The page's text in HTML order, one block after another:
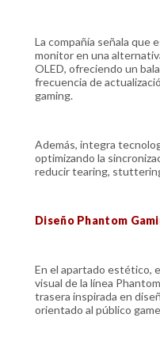
La compañía señala que
monitor en una
OLED, ofreciendo un
frecuencia de
gaming.
Además, integra
optimizando la
reducir tearing,
Diseño Phantom
En el apartado estético,
visual de la línea
trasera inspirada en
orientado al público